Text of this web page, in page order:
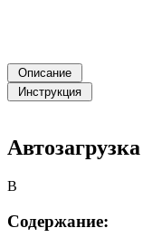
Автозагрузка
B
Содержание: